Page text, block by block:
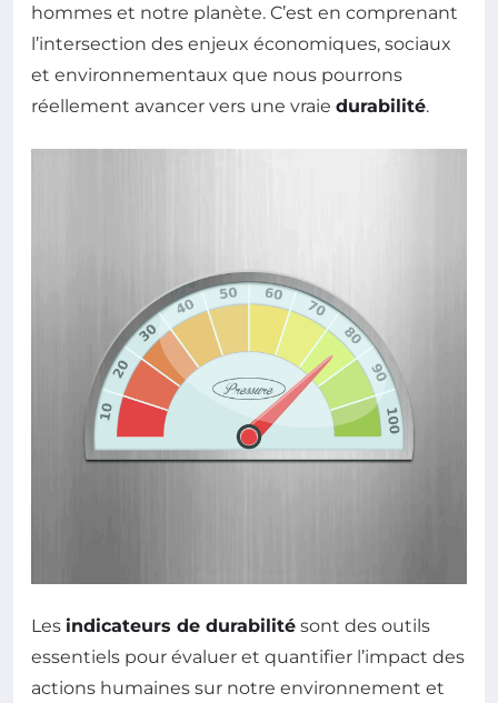
hommes et notre planète. C’est en comprenant
l’intersection des enjeux économiques, sociaux
et environnementaux que nous pourrons
réellement avancer vers une vraie durabilité.
Les indicateurs de durabilité sont des outils
essentiels pour évaluer et quantifier l’impact des
actions humaines sur notre environnement et